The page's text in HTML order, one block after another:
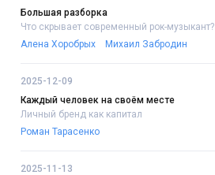
Большая разборка
Что скрывает современный рок-музыкант?
Алена Хоробрых
Михаил Забродин
2025-12-09
Каждый человек на своём месте
Личный бренд как капитал
Роман Тарасенко
2025-11-13